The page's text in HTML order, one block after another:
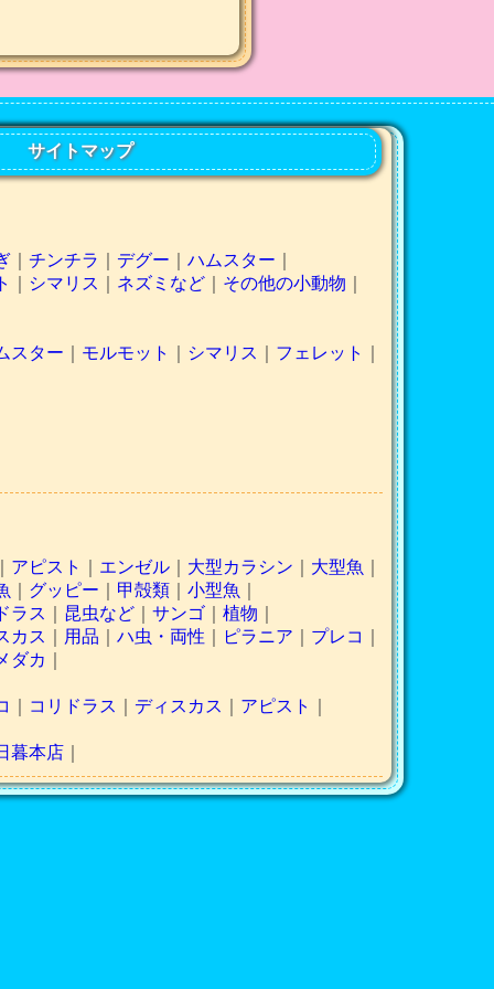
サイトマップ
｜ チンチラ デグー ハムスター
シマリス ネズミなど｜ その他の小動物
スター モルモット シマリス フェレット
アピスト エンゼル｜ 大型カラシン 大型魚
グッピー 甲殻類｜ 小型魚
ラス 昆虫など｜ サンゴ｜ 植物
カス 用品 ハ虫・両性 ピラニア プレコ
ダカ
コリドラス ディスカス アピスト
暮本店｜